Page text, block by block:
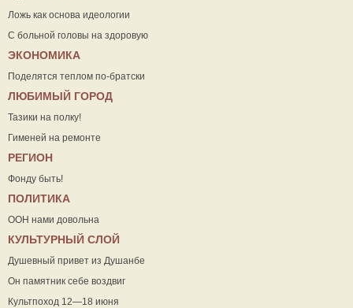
Ложь как основа идеологии
С больной головы на здоровую
ЭКОНОМИКА
Поделятся теплом по-братски
ЛЮБИМЫЙ ГОРОД
Тазики на полку!
Гименей на ремонте
РЕГИОН
Фонду быть!
ПОЛИТИКА
ООН нами довольна
КУЛЬТУРНЫЙ СЛОЙ
Душевный привет из Душанбе
Он памятник себе воздвиг
Культпоход 12—18 июня